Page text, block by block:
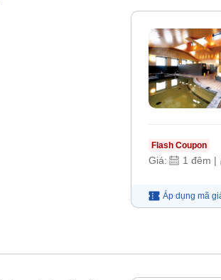
Flash Coupon
Giá: 1 đêm |
Áp dụng mã